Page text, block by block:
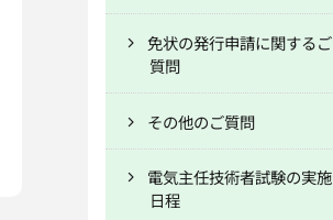
免状の発行申請に関するご
質問
その他のご質問
電気主任技術者試験の実施
日程